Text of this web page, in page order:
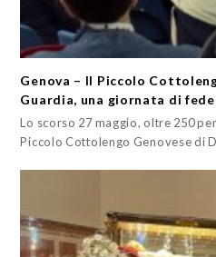
Genova – Il Piccolo
Guardia, una giornata di
Lo scorso 27 maggio, oltre 250
Piccolo Cottolengo Genovese di